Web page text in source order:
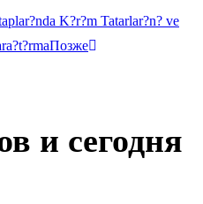
K?r?m Tatarlar?n? ve
Позже
и сегодня